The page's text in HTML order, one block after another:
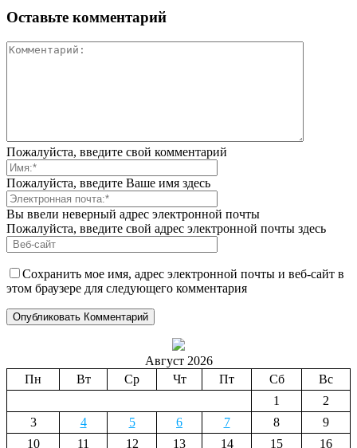
Оставьте комментарий
Пожалуйста, введите свой комментарий
Пожалуйста, введите Ваше имя здесь
Вы ввели неверный адрес электронной почты
Пожалуйста, введите свой адрес электронной почты здесь
Сохранить мое имя, адрес электронной почты и веб-сайт в
этом браузере для следующего комментария
Август 2026
Пн
Вт Ср Чт Пт Сб
Вс
1
2
3
4 5 6 7 8
9
10
11 12 13 14 15
16